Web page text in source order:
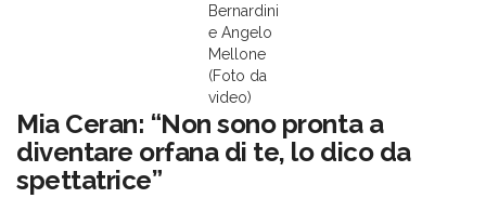
Bernardini
e Angelo
Mellone
(Foto da
video)
Mia Ceran: “Non sono pronta a
diventare orfana di te, lo dico da
spettatrice”